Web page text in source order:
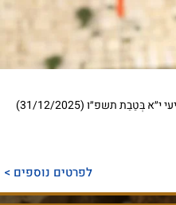
טקס השבעה לבא"ח הנדסה ביום יום רביעי י״א בְּטֵבֵת תשפ״ו (31/12/2025)
לפרטים נוספים >